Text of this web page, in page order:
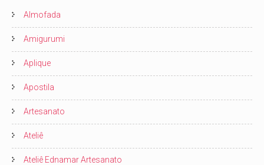
Almofada
Amigurumi
Aplique
Apostila
Artesanato
Ateliê
Ateliê Ednamar Artesanato